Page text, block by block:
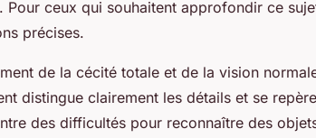
Pour ceux qui souhaitent approfondir ce
précises.
de la cécité totale et de la vision
distingue clairement les détails et se
des difficultés pour reconnaître des